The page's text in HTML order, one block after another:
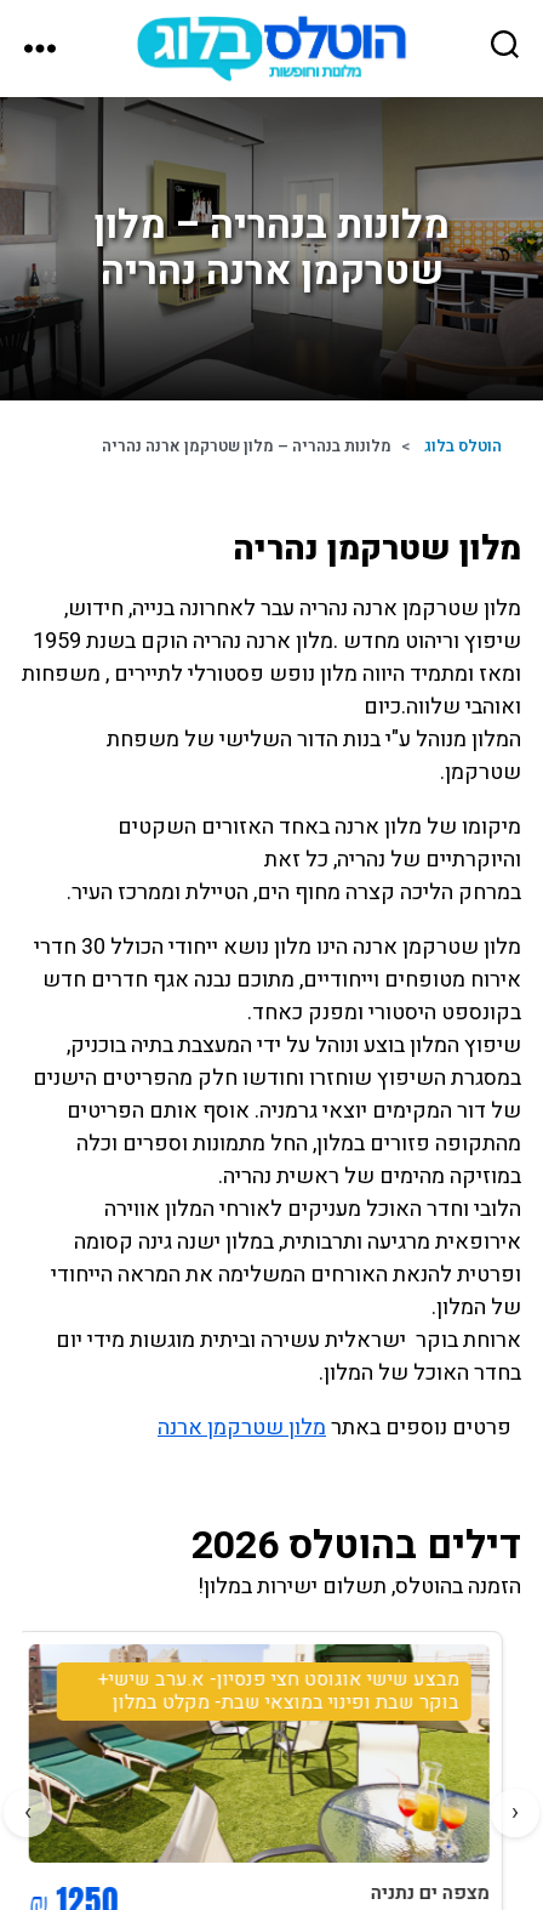
הוטלס
בלוג
מלונות בנהריה – מלון
שטרקמן ארנה נהריה
הוטלס בלוג > מלונות בנהריה – מלון שטרקמן ארנה נהריה
מלון שטרקמן נהריה
מלון שטרקמן ארנה נהריה עבר לאחרונה בנייה, חידוש,
שיפוץ וריהוט מחדש .מלון ארנה נהריה הוקם בשנת 1959
ומאז ומתמיד היווה מלון נופש פסטורלי לתיירים , משפחות
ואוהבי שלווה.כיום
המלון מנוהל ע"י בנות הדור השלישי של משפחת
שטרקמן.
מיקומו של מלון ארנה באחד האזורים השקטים
והיוקרתיים של נהריה, כל זאת
במרחק הליכה קצרה מחוף הים, הטיילת וממרכז העיר.
מלון שטרקמן ארנה הינו מלון נושא ייחודי הכולל 30 חדרי
אירוח מטופחים וייחודיים, מתוכם נבנה אגף חדרים חדש
בקונספט היסטורי ומפנק כאחד.
שיפוץ המלון בוצע ונוהל על ידי המעצבת בתיה בוכניק,
במסגרת השיפוץ שוחזרו וחודשו חלק מהפריטים הישנים
של דור המקימים יוצאי גרמניה. אוסף אותם הפריטים
מהתקופה פזורים במלון, החל מתמונות וספרים וכלה
במוזיקה מהימים של ראשית נהריה.
הלובי וחדר האוכל מעניקים לאורחי המלון אווירה
אירופאית מרגיעה ותרבותית, במלון ישנה גינה קסומה
ופרטית להנאת האורחים המשלימה את המראה הייחודי
של המלון.
ארוחת בוקר ישראלית עשירה וביתית מוגשות מידי יום
בחדר האוכל של המלון.
פרטים נוספים באתרמלון שטרקמן ארנה
דילים בהוטלס 2026
הזמנה בהוטלס, תשלום ישירות במלון!
מבצע שישי אוגוסט חצי פנסיון- א.ערב שישי+
בוקר שבת ופינוי במוצאי שבת- מקלט במלון
מצפה ים נתניה
‹
›